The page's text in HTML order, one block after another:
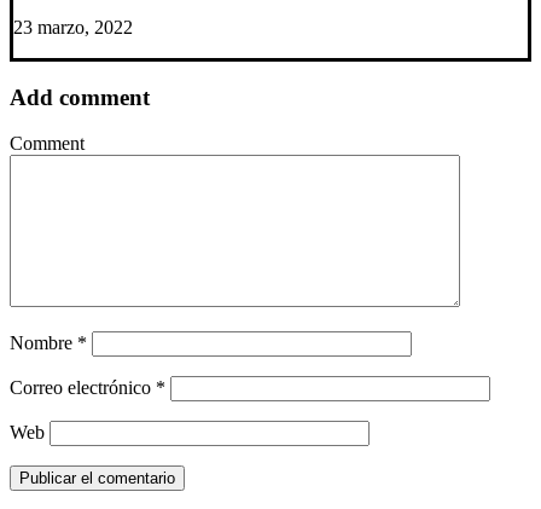
23 marzo, 2022
Add comment
Comment
Nombre *
Correo electrónico *
Web